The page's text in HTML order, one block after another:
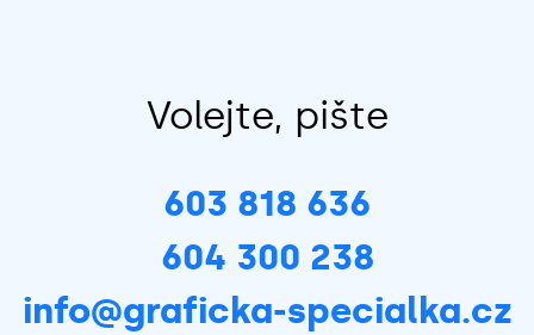
Volejte, pište
603 818 636
604 300 238
info@graficka-specialka.cz